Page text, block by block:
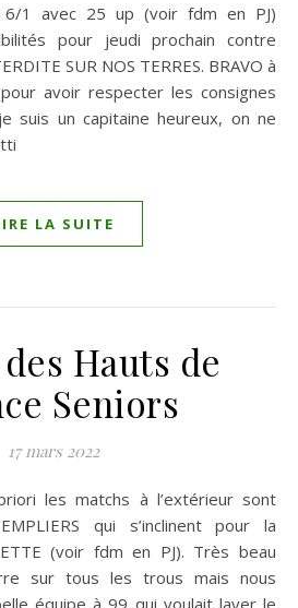
6/1 avec 25 up (voir fdm en PJ)
pour jeudi prochain contre
SUR NOS TERRES. BRAVO à
avoir respecter les consignes
suis un capitaine heureux, on ne
LA SUITE
Hauts de
Seniors
17 mars 2022
qui s’inclinent pour la
(voir fdm en PJ). Très beau
sur tous les trous mais nous
équipe à 99 qui voulait laver le